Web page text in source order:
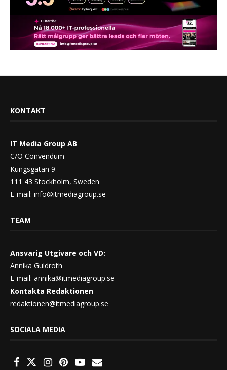
KONTAKT
IT Media Group AB
C/O Convendum
Kungsgatan 9
111 43 Stockholm, Sweden
E-mail: info@itmediagroup.se
TEAM
Ansvarig Utgivare och VD:
Annika Guldroth
E-mail: annika@itmediagroup.se
Kontakta Redaktionen
redaktionen@itmediagroup.se
SOCIALA MEDIA